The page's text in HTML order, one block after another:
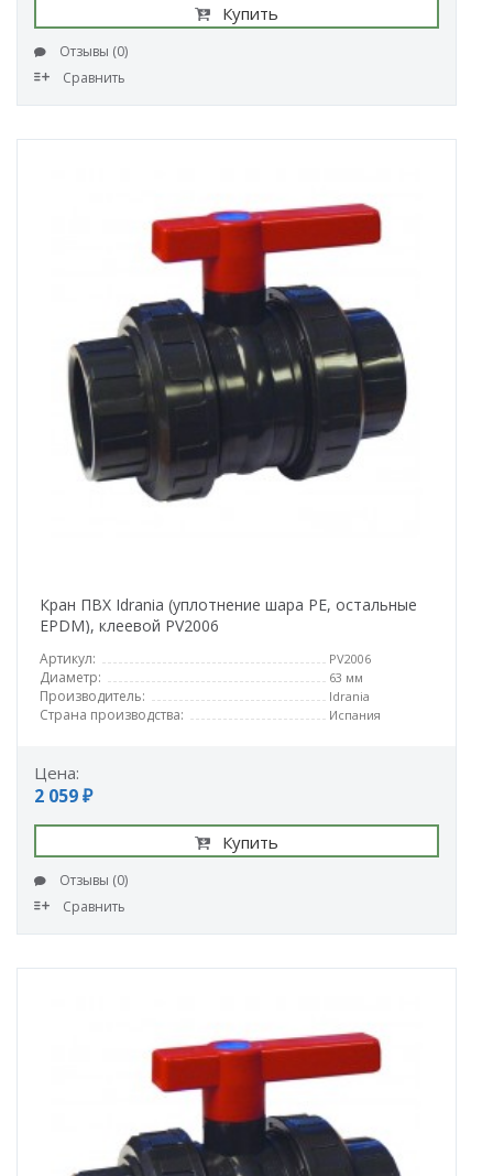
Купить
Отзывы (0)
Сравнить
Кран ПВХ Idrania (уплотнение шара PE, остальные
EPDM), клеевой PV2006
Артикул: PV2006
Диаметр: 63 мм
Производитель: Idrania
Страна производства: Испания
Цена:
2 059 ₽
Купить
Отзывы (0)
Сравнить